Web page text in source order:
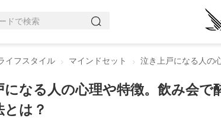
イフスタイル マインドセット 泣き上戸になる人の
になる人の心理や特徴。飲み会で
は？